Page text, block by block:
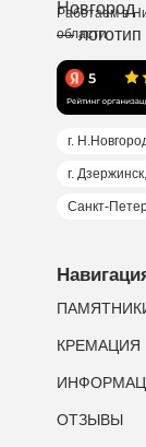
Работаем в
области
г.
г.
Санкт-
КРЕМАЦИЯ
ОТЗЫВЫ